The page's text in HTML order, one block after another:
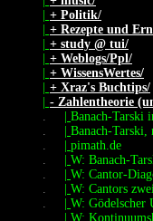
+ Politik/
+ Rezepte und
+ study @ tui/
+ Weblogs/Ppl/
+ WissensWertes/
+ Xraz's Buchtips/
- Zahlentheorie
.
.
.
.
.
.
.
.
Banach-Tarski
Banach-Tarski,
pimath.de
W: Banach-
W: Cantor-
W: Cantors
W: Gödelscher
W: